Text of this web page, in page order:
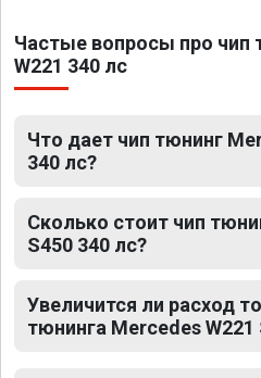
Частые вопросы про чип
W221 340 лс
Что дает чип тюнинг
340 лс?
Сколько стоит чип
S450 340 лс?
Увеличится ли расход
тюнинга Mercedes W221